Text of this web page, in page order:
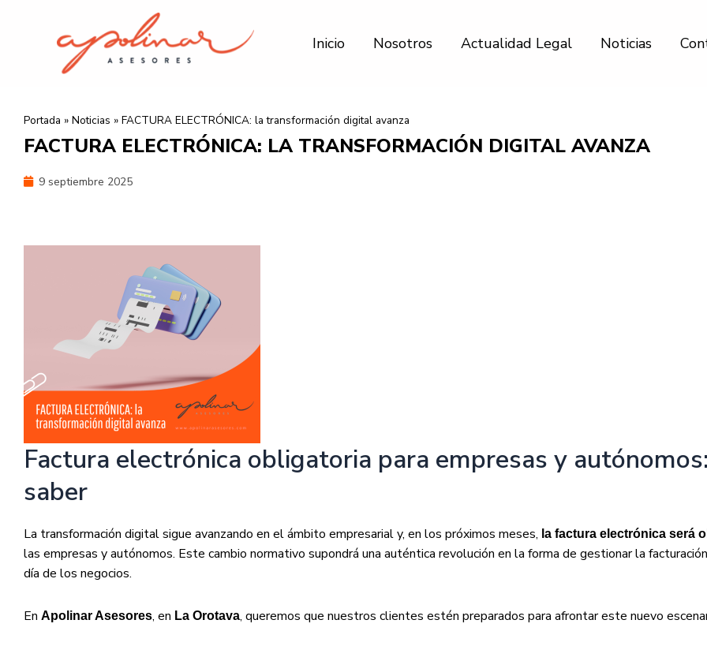
Inicio Nosotros Actualidad Legal Noticias
Portada » Noticias » FACTURA ELECTRÓNICA: la transformación digital avanza
FACTURA ELECTRÓNICA: LA TRANSFORMACIÓN DIGITAL AVANZA
9 septiembre 2025
Factura electrónica obligatoria para empresas y
saber
La transformación digital sigue avanzando en el ámbito empresarial y, en los próximos meses, la factura electrónica será
las empresas y autónomos. Este cambio normativo supondrá una auténtica revolución en la forma de gestionar la
día de los negocios.
En Apolinar Asesores, en La Orotava, queremos que nuestros clientes estén preparados para afrontar este nuevo